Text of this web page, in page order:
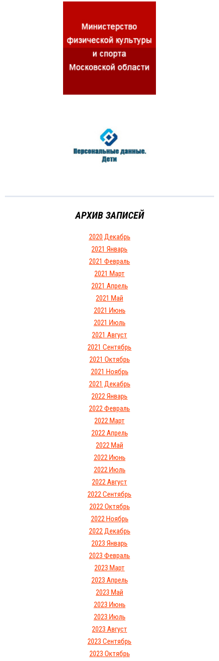
АРХИВ ЗАПИСЕЙ
2020 Декабрь
2021 Январь
2021 Февраль
2021 Март
2021 Апрель
2021 Май
2021 Июнь
2021 Июль
2021 Август
2021 Сентябрь
2021 Октябрь
2021 Ноябрь
2021 Декабрь
2022 Январь
2022 Февраль
2022 Март
2022 Апрель
2022 Май
2022 Июнь
2022 Июль
2022 Август
2022 Сентябрь
2022 Октябрь
2022 Ноябрь
2022 Декабрь
2023 Январь
2023 Февраль
2023 Март
2023 Апрель
2023 Май
2023 Июнь
2023 Июль
2023 Август
2023 Сентябрь
2023 Октябрь